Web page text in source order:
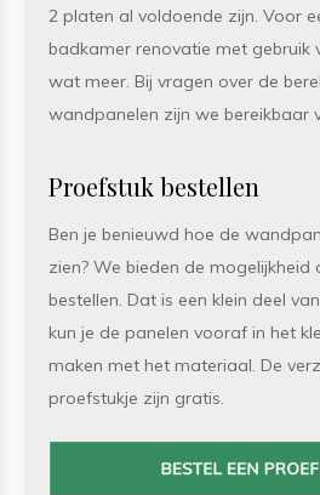
2 platen al voldoende zijn. Voor
badkamer renovatie met gebruik
wat meer. Bij vragen over de
wandpanelen zijn we bereikbaar
Proefstuk bestellen
Ben je benieuwd hoe de
zien? We bieden de
bestellen. Dat is een klein deel
kun je de panelen vooraf in het
maken met het materiaal. De
proefstukje zijn gratis.